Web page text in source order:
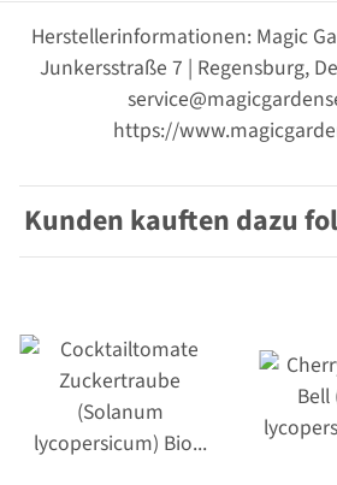
Herstellerinformationen: Magic
Junkersstraße 7 | Regensburg,
https://
Kunden kauften dazu